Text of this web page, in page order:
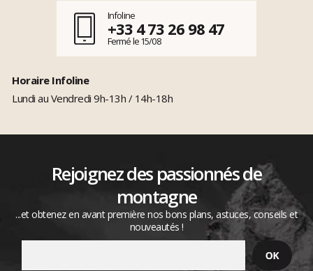
Infoline
+33 4 73 26 98 47
Fermé le 15/08
Horaire Infoline
Lundi au Vendredi 9h-13h / 14h-18h
Rejoignez des passionnés de
montagne
...et obtenez en avant première nos bons plans, astuces, conseils et
nouveautés !